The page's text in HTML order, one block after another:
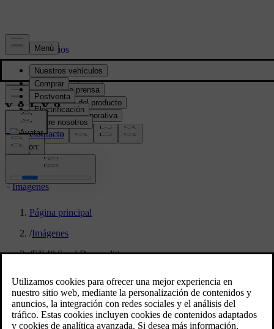
Prensa y Medios
Material de prensa
Información del producto
Información corporativa
Contacto de medios
location:
PY
Imágenes
Página principal
/Imágenes
/EX40 Sand Dune edition
EX40 Sand Dune edition